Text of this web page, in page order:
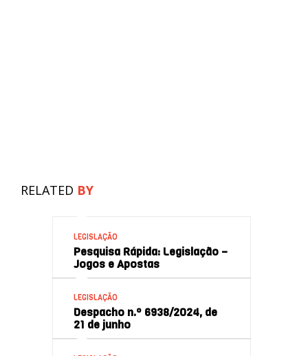
RELATED BY
LEGISLAÇÃO
Pesquisa Rápida: Legislação –
Jogos e Apostas
LEGISLAÇÃO
Despacho n.º 6938/2024, de
21 de junho